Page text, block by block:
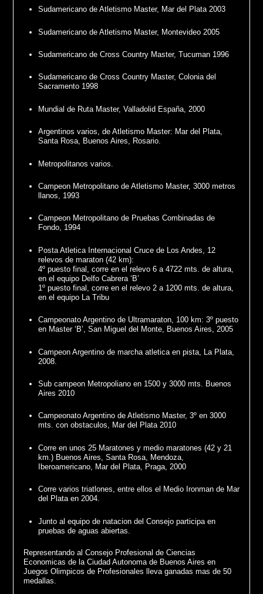
Sudamericano de Atletismo Master, Mar del Plata 2003
Sudamericano de Atletismo Master, Montevideo 2005
Sudamericano de Cross Country Master, Tucuman 1996
Sudamericano de Cross Country Master, Colonia del
Sacramento 1998
Mundial de Ruta Master, Valladolid España, 2000
Argentinos varios, de Atletismo Master: Mar del Plata,
Santa Rosa, Buenos Aires, Rosario.
Metropolitanos varios.
Campeon Metropolitano de Atletismo Master, 3000 metros
llanos, 1993
Campeon Metropolitano de Pruebas Combinadas de
Fondo, 1994
Posta Atletica Internacional Cruce de Los Andes, 12
relevos de maraton (42 km):
4º puesto final, corre en el relevo 6 a 4722 mts. de altura,
en el equipo Delfo Cabrera ‘B’
1º puesto final, corre en el relevo 2 a 1200 mts. de altura,
en el equipo La Tribu
Campeonato Argentino de Ultramaraton, 100 km: 3º puesto
en Master ‘B’, San Miguel del Monte, Buenos Aires, 2005
Campeon Argentino de marcha atletica en pista, La Plata,
2008.
Sub campeon Metropoliano en 1500 y 3000 mts. Buenos
Aires 2010
Campeonato Argentino de Atletismo Master, 3º en 3000
mts. con obstaculos, Mar del Plata 2010
Corre en unos 25 Maratones y medio maratones (42 y 21
km.) Buenos Aires, Santa Rosa, Mendoza,
Iberoamericano, Mar del Plata, Praga, 2000
Corre varios triatlones, entre ellos el Medio Ironman de Mar
del Plata en 2004.
Junto al equipo de natacion del Consejo participa en
pruebas de aguas abiertas.
Representando al Consejo Profesional de Ciencias
Economicas de la Ciudad Autonoma de Buenos Aires en
Juegos Olimpicos de Profesionales lleva ganadas mas de 50
medallas.